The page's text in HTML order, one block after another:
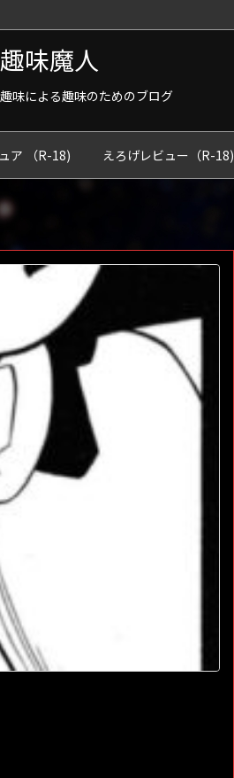
趣味魔人
味による趣味のためのブログ
ア （R-18) えろげレビュー（R-18)